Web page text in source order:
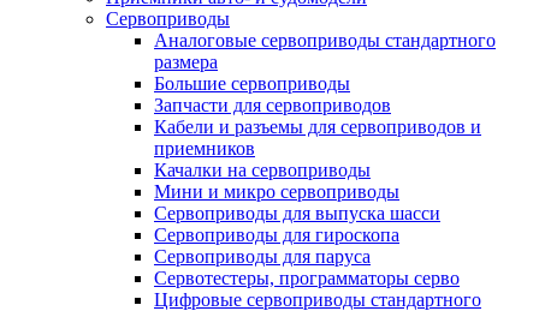
Сервоприводы
Аналоговые сервоприводы стандартного
размера
Большие сервоприводы
Запчасти для сервоприводов
Кабели и разъемы для сервоприводов и
приемников
Качалки на сервоприводы
Мини и микро сервоприводы
Сервоприводы для выпуска шасси
Сервоприводы для гироскопа
Сервоприводы для паруса
Сервотестеры, программаторы серво
Цифровые сервоприводы стандартного